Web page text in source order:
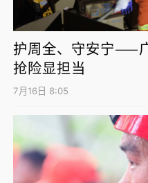
护周全、守安宁——
抢险显担当
7月16日 8:05